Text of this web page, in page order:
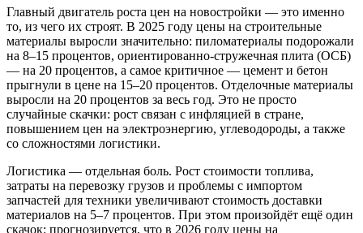
Главный двигатель роста цен на новостройки — это именно
то, из чего их строят. В 2025 году цены на строительные
материалы выросли значительно: пиломатериалы подорожали
на 8–15 процентов, ориентированно-стружечная плита (ОСБ)
— на 20 процентов, а самое критичное — цемент и бетон
прыгнули в цене на 15–20 процентов. Отделочные материалы
выросли на 20 процентов за весь год. Это не просто
случайные скачки: рост связан с инфляцией в стране,
повышением цен на электроэнергию, углеводороды, а также
со сложностями логистики.
Логистика — отдельная боль. Рост стоимости топлива,
затраты на перевозку грузов и проблемы с импортом
запчастей для техники увеличивают стоимость доставки
материалов на 5–7 процентов. При этом произойдёт ещё один
скачок: прогнозируется, что в 2026 году цены на